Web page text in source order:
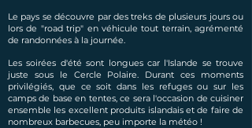
Le pays se découvre par des treks de plusieurs jours ou
lors de "road trip" en véhicule tout terrain, agrémenté
de randonnées à la journée.
Les soirées d'été sont longues car l'Islande se trouve
juste sous le Cercle Polaire. Durant ces moments
privilégiés, que ce soit dans les refuges ou sur les
camps de base en tentes, ce sera l'occasion de cuisiner
ensemble les excellent produits islandais et de faire de
nombreux barbecues, peu importe la météo !